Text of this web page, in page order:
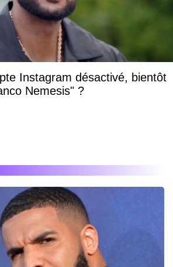
Instagram désactivé, bientôt
Nemesis" ?